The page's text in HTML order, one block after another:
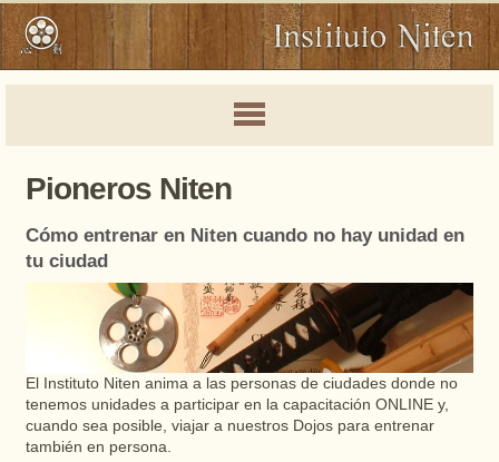
Pioneros Niten
Cómo entrenar en Niten cuando no hay unidad en
tu ciudad
El Instituto Niten anima a las personas de ciudades donde no
tenemos unidades a participar en la capacitación ONLINE y,
cuando sea posible, viajar a nuestros Dojos para entrenar
también en persona.